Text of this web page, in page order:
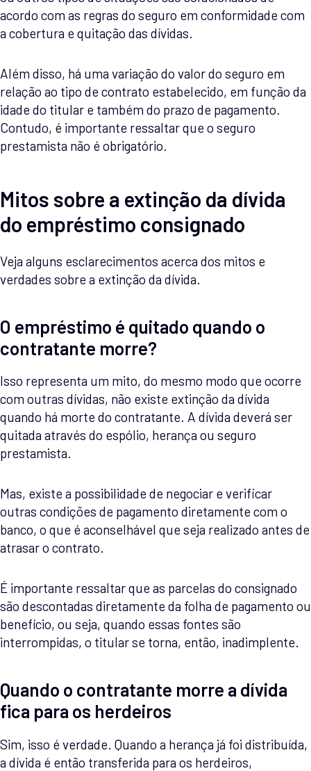
acordo com as regras do seguro em conformidade com
a cobertura e quitação das dívidas.
Além disso, há uma variação do valor do seguro em
relação ao tipo de contrato estabelecido, em função da
idade do titular e também do prazo de pagamento.
Contudo, é importante ressaltar que o seguro
prestamista não é obrigatório.
Mitos sobre a extinção da dívida
do empréstimo consignado
Veja alguns esclarecimentos acerca dos mitos e
verdades sobre a extinção da dívida.
O empréstimo é quitado quando o
contratante morre?
Isso representa um mito, do mesmo modo que ocorre
com outras dívidas, não existe extinção da dívida
quando há morte do contratante. A dívida deverá ser
quitada através do espólio, herança ou seguro
prestamista.
Mas, existe a possibilidade de negociar e verificar
outras condições de pagamento diretamente com o
banco, o que é aconselhável que seja realizado antes de
atrasar o contrato.
É importante ressaltar que as parcelas do consignado
são descontadas diretamente da folha de pagamento ou
benefício, ou seja, quando essas fontes são
interrompidas, o titular se torna, então, inadimplente.
Quando o contratante morre a dívida
fica para os herdeiros
Sim, isso é verdade. Quando a herança já foi distribuída,
a dívida é então transferida para os herdeiros,